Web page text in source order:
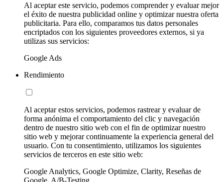
Al aceptar este servicio, podemos comprender y evaluar mejor
el éxito de nuestra publicidad online y optimizar nuestra oferta
publicitaria. Para ello, comparamos tus datos personales
encriptados con los siguientes proveedores externos, si ya
utilizas sus servicios:
Google Ads
Rendimiento
Al aceptar estos servicios, podemos rastrear y evaluar de
forma anónima el comportamiento del clic y navegación
dentro de nuestro sitio web con el fin de optimizar nuestro
sitio web y mejorar continuamente la experiencia general del
usuario. Con tu consentimiento, utilizamos los siguientes
servicios de terceros en este sitio web:
Google Analytics, Google Optimize, Clarity, Reseñas de
Google, A/B-Testing